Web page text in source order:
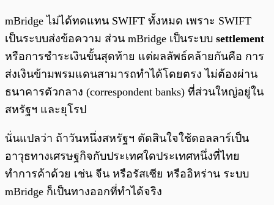
mBridge ไม่ได้ทดแทน SWIFT ทั้งหมด เพราะ SWIFT
เป็นระบบส่งข้อความ ส่วน mBridge เป็นระบบ settlement
หรือการชำระเงินขั้นสุดท้าย แต่ผลลัพธ์คล้ายกันคือ การ
ส่งเงินข้ามพรมแดนสามารถทำได้โดยตรง ไม่ต้องผ่าน
ธนาคารตัวกลาง (correspondent banks) ที่ส่วนใหญ่อยู่ใน
สหรัฐฯ และยุโรป
นั่นแปลว่า ถ้าวันหนึ่งสหรัฐฯ ตัดสินใจใช้ดอลลาร์เป็น
อาวุธทางเศรษฐกิจกับประเทศใดประเทศหนึ่งที่ไทย
ทำการค้าด้วย เช่น จีน หรือรัสเซีย หรืออิหร่าน ระบบ
mBridge ก็เป็นทางออกที่ทำได้จริง